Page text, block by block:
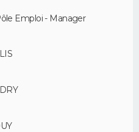
Emploi - Manager